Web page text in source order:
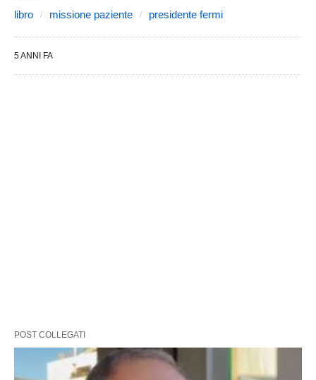
libro missione paziente presidente fermi
5 ANNI FA
POST COLLEGATI